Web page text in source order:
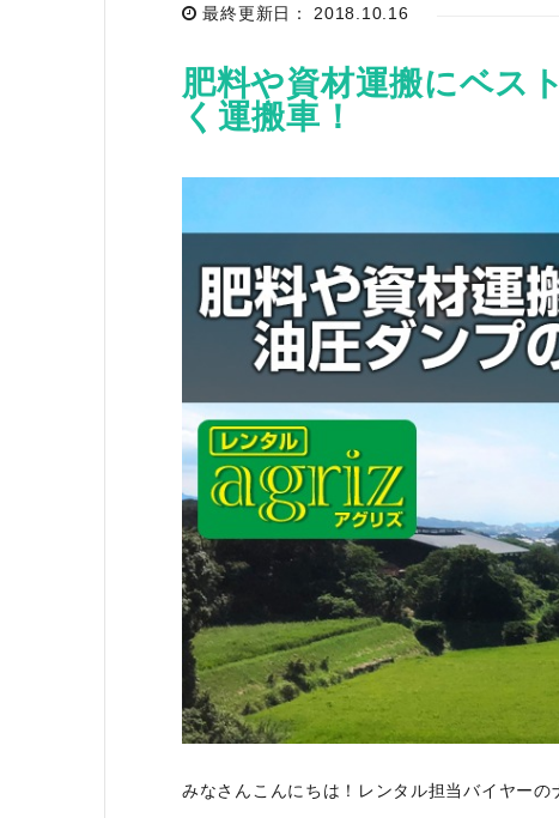
最終更新日： 2018.10.16
肥料や資材運搬にベス
く運搬車！
みなさんこんにちは！レンタル担当バイヤーの